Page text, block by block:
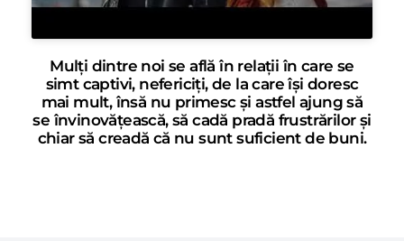
Mulți dintre noi se află în relații în care se
simt captivi, nefericiți, de la care își doresc
mai mult, însă nu primesc și astfel ajung să
se învinovățească, să cadă pradă frustrărilor și
chiar să creadă că nu sunt suficient de buni.